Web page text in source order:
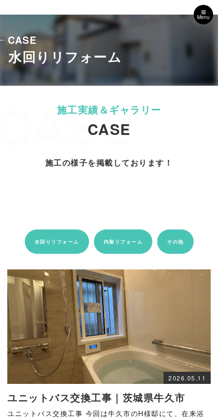
Menu
水回りリフォーム
CASE
CASE
施工の様子を掲載しております！
水回りリフォーム 内装リフォーム その他
2026.05.11
ユニットバス交換工事｜茨城県牛久市
ユニットバス交換工事 今回は牛久市のH様邸にて、在来浴